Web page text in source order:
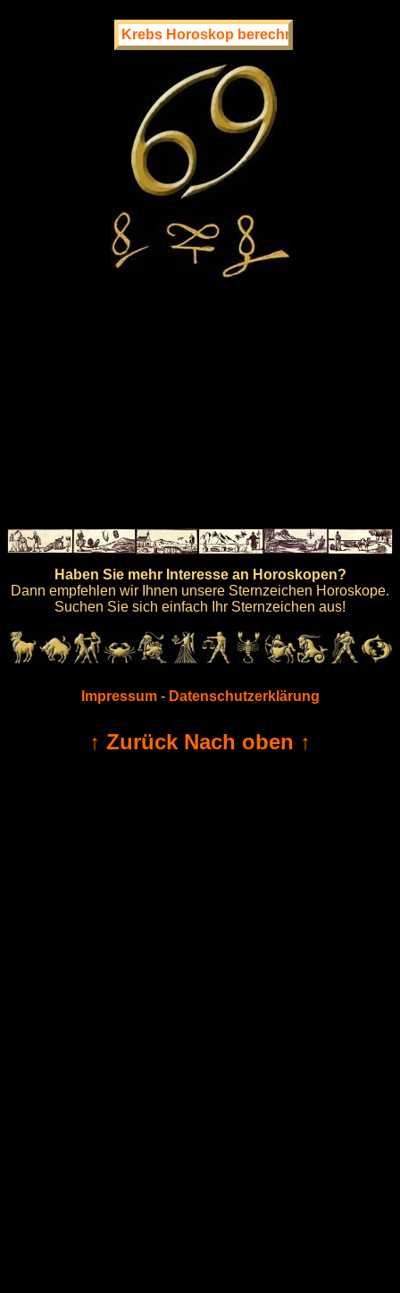
Haben Sie mehr Interesse an Horoskopen?
Dann empfehlen wir Ihnen unsere Sternzeichen Horoskope.
Suchen Sie sich einfach Ihr Sternzeichen aus!
Impressum- Datenschutzerklärung
↑ Zurück Nach oben ↑